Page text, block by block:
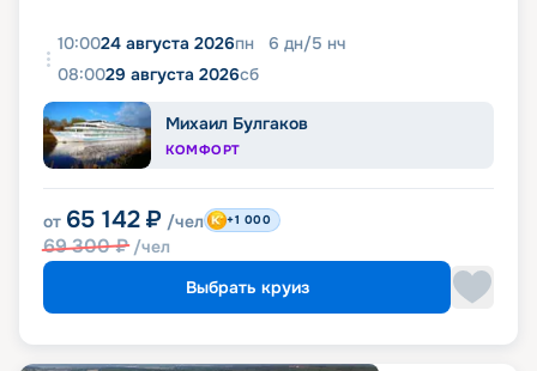
10:0024 августа 2026пн 6 дн/5 нч
08:0029 августа 2026сб
Михаил Булгаков
КОМФОРТ
от 65 142 ₽ /чел
69 300₽ /чел
+1 000
Выбрать круиз